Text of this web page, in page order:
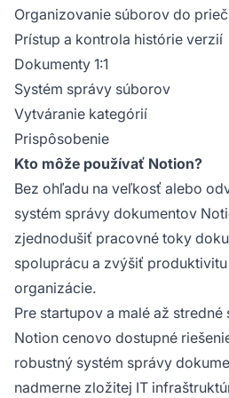
Organizovanie súborov do
Prístup a kontrola histórie verzií
Dokumenty 1:1
Systém správy súborov
Vytváranie kategórií
Prispôsobenie
Kto môže používať Notion?
Bez ohľadu na veľkosť alebo
systém správy dokumentov
zjednodušiť pracovné toky
spoluprácu a zvýšiť
organizácie.
Pre startupov a malé až
Notion cenovo dostupné
robustný systém správy
nadmerne zložitej IT